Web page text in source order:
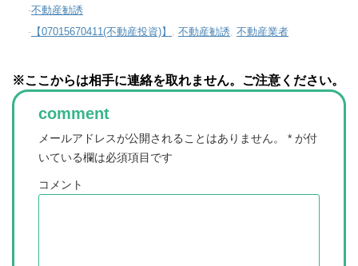
-不動産勧誘
- 【07015670411(不動産投資)】 不動産勧誘 不動産業者
※ここからは相手に連絡を取れません。ご注意ください。
comment
メールアドレスが公開されることはありません。 * が付
いている欄は必須項目です
コメント